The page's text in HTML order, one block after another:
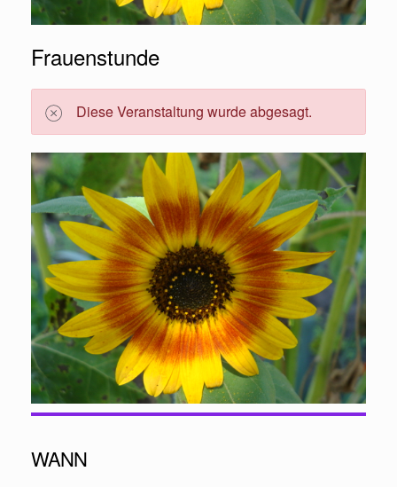
Frauenstunde
Diese Veranstaltung wurde abgesagt.
WANN